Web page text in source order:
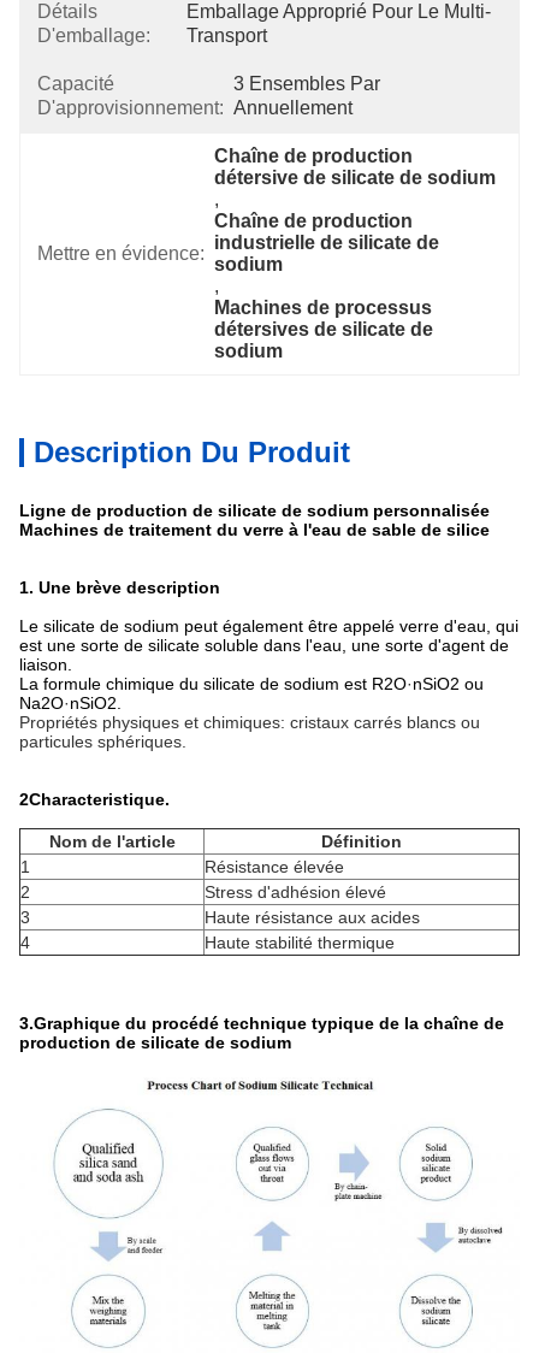
Détails
D'emballage:
Emballage Approprié Pour Le Multi-
Transport
Capacité
D'approvisionnement:
3 Ensembles Par
Annuellement
Mettre en évidence:
Chaîne de production
détersive de silicate de sodium
,
Chaîne de production
industrielle de silicate de
sodium
,
Machines de processus
détersives de silicate de
sodium
Description Du Produit
Ligne de production de silicate de sodium personnalisée
Machines de traitement du verre à l'eau de sable de silice
1. Une brève description
Le silicate de sodium peut également être appelé verre d'eau, qui
est une sorte de silicate soluble dans l'eau, une sorte d'agent de
liaison.
La formule chimique du silicate de sodium est R2O·nSiO2 ou
Na2O·nSiO2.
Propriétés physiques et chimiques: cristaux carrés blancs ou
particules sphériques.
2Characteristique.
Nom de l'article
Définition
1
Résistance élevée
2
Stress d'adhésion élevé
3
Haute résistance aux acides
4
Haute stabilité thermique
3.Graphique du procédé technique typique de la chaîne de
production de silicate de sodium